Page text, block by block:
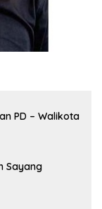
PD – Walikota
Sayang